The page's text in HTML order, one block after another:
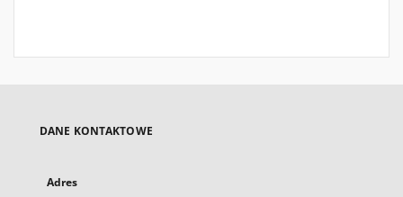
DANE KONTAKTOWE
Adres